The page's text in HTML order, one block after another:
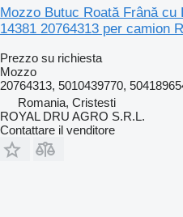
Mozzo Butuc Roată Frână
14381 20764313 per camion
Prezzo su richiesta
Mozzo
20764313, 5010439770,
Romania, Cristesti
ROYAL DRU AGRO S.R.L.
Contattare il venditore